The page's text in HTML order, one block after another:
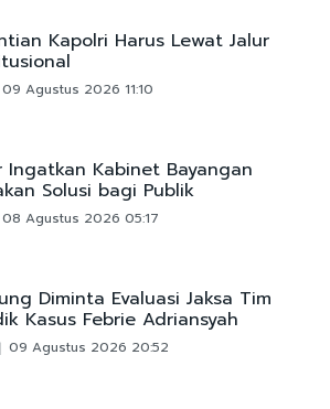
Kapolri Harus Lewat Jalur
09 Agustus 2026 11:10
Ingatkan Kabinet Bayangan
Solusi bagi Publik
08 Agustus 2026 05:17
Diminta Evaluasi Jaksa Tim
Kasus Febrie Adriansyah
09 Agustus 2026 20:52